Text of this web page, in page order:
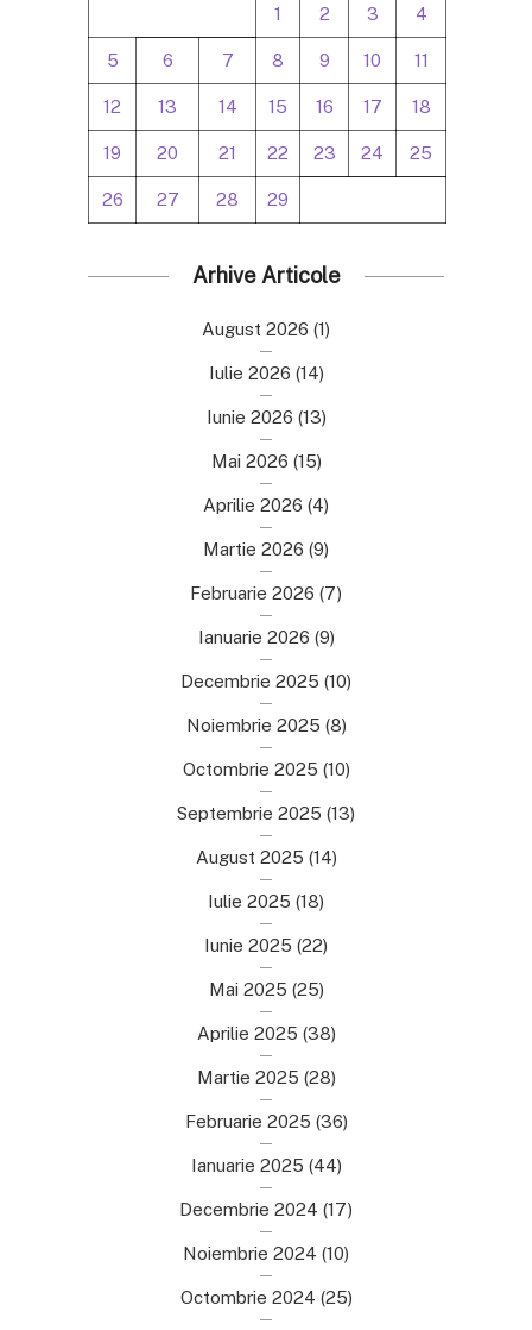
1 2 3 4
5 6 7 8 9 10 11
12 13 14 15 16 17 18
19 20 21 22 23 24 25
26 27 28 29
Arhive Articole
August 2026 (1)
Iulie 2026 (14)
Iunie 2026 (13)
Mai 2026 (15)
Aprilie 2026 (4)
Martie 2026 (9)
Februarie 2026 (7)
Ianuarie 2026 (9)
Decembrie 2025 (10)
Noiembrie 2025 (8)
Octombrie 2025 (10)
Septembrie 2025 (13)
August 2025 (14)
Iulie 2025 (18)
Iunie 2025 (22)
Mai 2025 (25)
Aprilie 2025 (38)
Martie 2025 (28)
Februarie 2025 (36)
Ianuarie 2025 (44)
Decembrie 2024 (17)
Noiembrie 2024 (10)
Octombrie 2024 (25)